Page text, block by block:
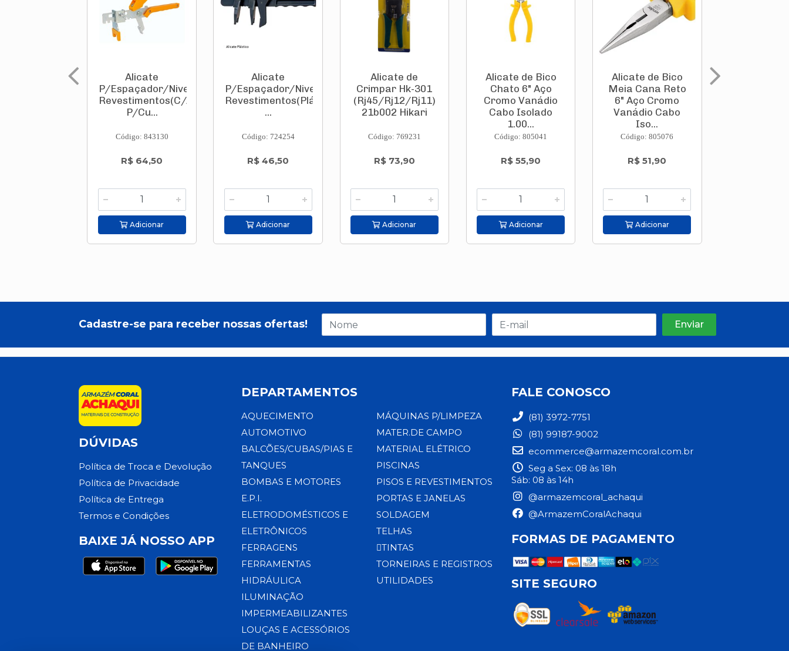
Alicate
P/Espaçador/Nivelador
Revestimentos(C/Adaptador
P/Cu...
Código: 843130
R$ 64,50
Adicionar
Alicate
P/Espaçador/Nivelador
Revestimentos(Plástico)Nivela
...
Código: 724254
R$ 46,50
Adicionar
Alicate de
Crimpar Hk-301
(Rj45/Rj12/Rj11)
21b002 Hikari
Código: 769231
R$ 73,90
Adicionar
Alicate de Bico
Chato 6" Aço
Cromo Vanádio
Cabo Isolado
1.00...
Código: 805041
R$ 55,90
Adicionar
Alicate de Bico
Meia Cana Reto
6" Aço Cromo
Vanádio Cabo
Iso...
Código: 805076
R$ 51,90
Adicionar
Cadastre-se para receber nossas ofertas!
DÚVIDAS
Política de Troca e Devolução
Política de Privacidade
Política de Entrega
Termos e Condições
BAIXE JÁ NOSSO APP
DEPARTAMENTOS
AQUECIMENTO
AUTOMOTIVO
BALCÕES/CUBAS/PIAS E
TANQUES
BOMBAS E MOTORES
E.P.I.
ELETRODOMÉSTICOS E
ELETRÔNICOS
FERRAGENS
FERRAMENTAS
HIDRÁULICA
ILUMINAÇÃO
IMPERMEABILIZANTES
LOUÇAS E ACESSÓRIOS
DE BANHEIRO
MÁQUINAS P/LIMPEZA
MATER.DE CAMPO
MATERIAL ELÉTRICO
PISCINAS
PISOS E REVESTIMENTOS
PORTAS E JANELAS
SOLDAGEM
TELHAS
TINTAS
TORNEIRAS E REGISTROS
UTILIDADES
FALE CONOSCO
(81) 3972-7751
(81) 99187-9002
ecommerce@armazemcoral.com.br
Seg a Sex: 08 às 18h
Sáb: 08 às 14h
@armazemcoral_achaqui
@ArmazemCoralAchaqui
FORMAS DE PAGAMENTO
SITE SEGURO